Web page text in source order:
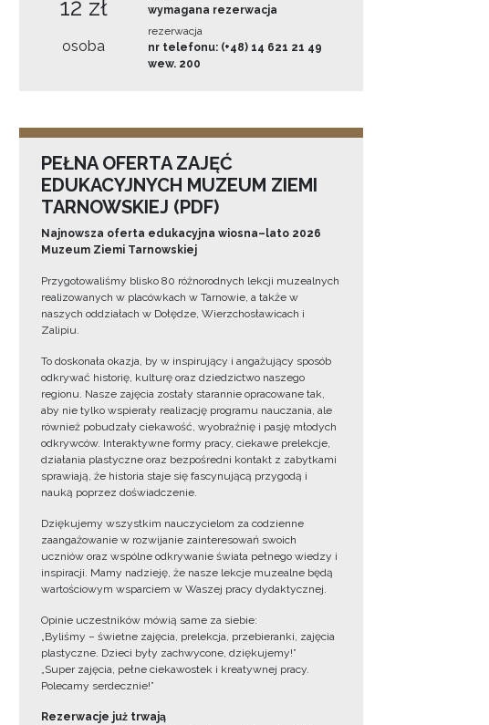
12 zł
osoba
wymagana rezerwacja
rezerwacja
nr telefonu: (+48) 14 621 21 49
wew. 200
PEŁNA OFERTA ZAJĘĆ
EDUKACYJNYCH MUZEUM ZIEMI
TARNOWSKIEJ (PDF)
Najnowsza oferta edukacyjna wiosna–lato 2026
Muzeum Ziemi Tarnowskiej
Przygotowaliśmy blisko 80 różnorodnych lekcji muzealnych
realizowanych w placówkach w Tarnowie, a także w
naszych oddziałach w Dołędze, Wierzchosławicach i
Zalipiu.
To doskonała okazja, by w inspirujący i angażujący sposób
odkrywać historię, kulturę oraz dziedzictwo naszego
regionu. Nasze zajęcia zostały starannie opracowane tak,
aby nie tylko wspierały realizację programu nauczania, ale
również pobudzały ciekawość, wyobraźnię i pasję młodych
odkrywców. Interaktywne formy pracy, ciekawe prelekcje,
działania plastyczne oraz bezpośredni kontakt z zabytkami
sprawiają, że historia staje się fascynującą przygodą i
nauką poprzez doświadczenie.
Dziękujemy wszystkim nauczycielom za codzienne
zaangażowanie w rozwijanie zainteresowań swoich
uczniów oraz wspólne odkrywanie świata pełnego wiedzy i
inspiracji. Mamy nadzieję, że nasze lekcje muzealne będą
wartościowym wsparciem w Waszej pracy dydaktycznej.
Opinie uczestników mówią same za siebie:
„Byliśmy – świetne zajęcia, prelekcja, przebieranki, zajęcia
plastyczne. Dzieci były zachwycone, dziękujemy!”
„Super zajęcia, pełne ciekawostek i kreatywnej pracy.
Polecamy serdecznie!”
Rezerwacje już trwają